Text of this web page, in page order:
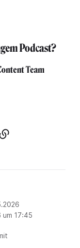
Podcast?
Team
um 17:45